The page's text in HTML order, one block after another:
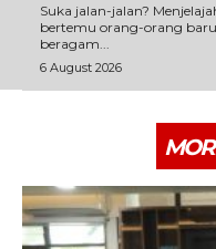
Suka jalan-jalan?
bertemu orang-orang
beragam...
6 August 2026